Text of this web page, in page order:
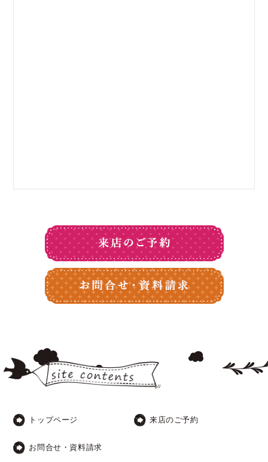
トップページ 来店のご予約
お問合せ・資料請求